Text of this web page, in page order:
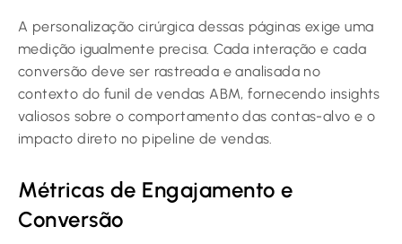
A personalização cirúrgica dessas páginas exige uma
medição igualmente precisa. Cada interação e cada
conversão deve ser rastreada e analisada no
contexto do funil de vendas ABM, fornecendo insights
valiosos sobre o comportamento das contas-alvo e o
impacto direto no pipeline de vendas.
Métricas de Engajamento e
Conversão